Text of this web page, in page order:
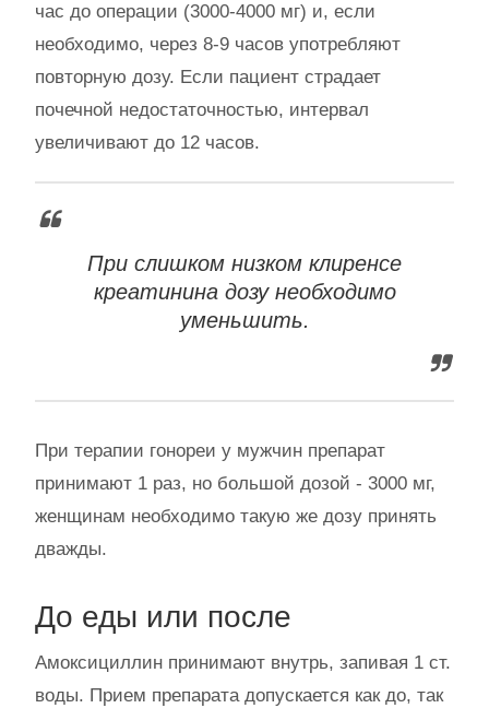
час до операции (3000-4000 мг) и, если
необходимо, через 8-9 часов употребляют
повторную дозу. Если пациент страдает
почечной недостаточностью, интервал
увеличивают до 12 часов.
При слишком низком клиренсе
креатинина дозу необходимо
уменьшить.
При терапии гонореи у мужчин препарат
принимают 1 раз, но большой дозой - 3000 мг,
женщинам необходимо такую же дозу принять
дважды.
До еды или после
Амоксициллин принимают внутрь, запивая 1 ст.
воды. Прием препарата допускается как до, так